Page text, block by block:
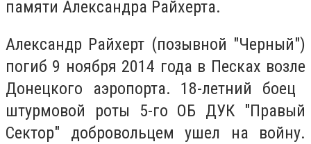
памяти Александра Райхерта.
Александр Райхерт (позывной "Черный")
погиб 9 ноября 2014 года в Песках возле
Донецкого аэропорта. 18-летний боец ​​
штурмовой роты 5-го ОБ ДУК "Правый
Сектор" добровольцем ушел на войну.